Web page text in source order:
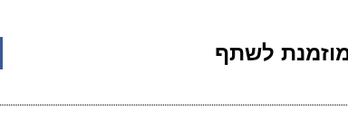
לשתף